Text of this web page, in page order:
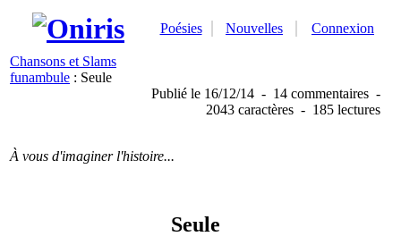
Poésies Nouvelles Connexion
Chansons et Slams
funambule : Seule
Publié le 16/12/14 - 14 commentaires -
2043 caractères - 185 lectures
À vous d'imaginer l'histoire...
Seule